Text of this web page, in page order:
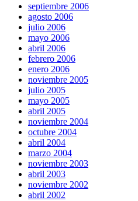
septiembre 2006
agosto 2006
julio 2006
mayo 2006
abril 2006
febrero 2006
enero 2006
noviembre 2005
julio 2005
mayo 2005
abril 2005
noviembre 2004
octubre 2004
abril 2004
marzo 2004
noviembre 2003
abril 2003
noviembre 2002
abril 2002